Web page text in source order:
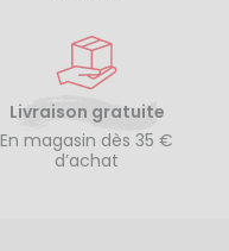
Livraison gratuite
En magasin dès 35 €
d’achat